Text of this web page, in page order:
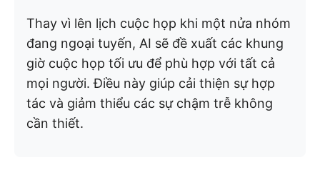
Thay vì lên lịch cuộc họp khi một nửa nhóm
đang ngoại tuyến, AI sẽ đề xuất các khung
giờ cuộc họp tối ưu để phù hợp với tất cả
mọi người. Điều này giúp cải thiện sự hợp
tác và giảm thiểu các sự chậm trễ không
cần thiết.